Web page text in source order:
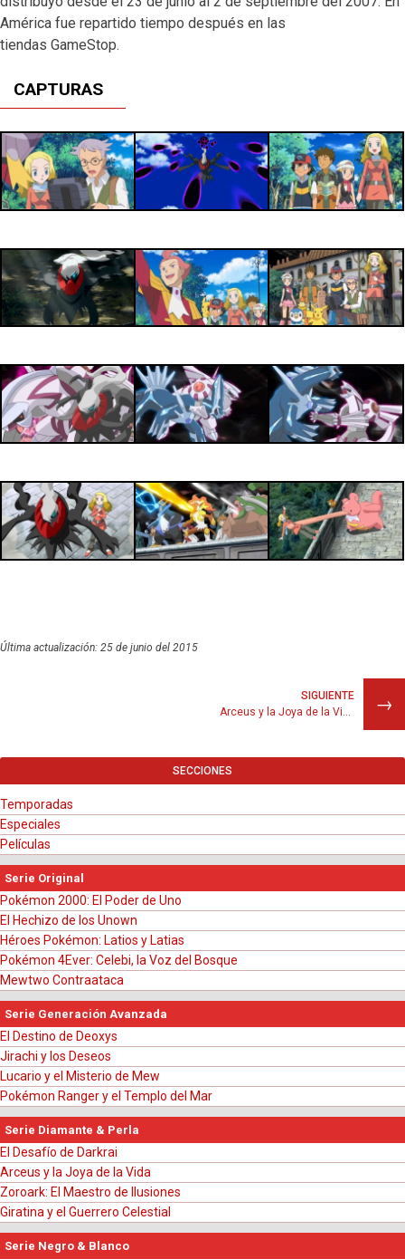
Nvl: 50 Habilidad: Presión Cinta:
América fue repartido tiempo después en las
tiendas GameStop.
CAPTURAS
Última actualización: 25 de junio del 2015
→
SIGUIENTE
Arceus y la Joya de la Vida
SECCIONES
Temporadas
Especiales
Películas
Serie Original
Pokémon 2000: El Poder de Uno
El Hechizo de los Unown
Héroes Pokémon: Latios y Latias
Pokémon 4Ever: Celebi, la Voz del Bosque
Mewtwo Contraataca
Serie Generación Avanzada
El Destino de Deoxys
Jirachi y los Deseos
Lucario y el Misterio de Mew
Pokémon Ranger y el Templo del Mar
Serie Diamante & Perla
El Desafío de Darkrai
Arceus y la Joya de la Vida
Zoroark: El Maestro de Ilusiones
Giratina y el Guerrero Celestial
Serie Negro & Blanco